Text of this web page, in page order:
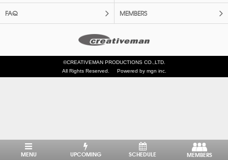
FAQ MEMBERS
©CREATIVEMAN PRODUCTIONS CO.,LTD.
All Rights Reserved.
Powered by mgn inc.
MENU UPCOMING SCHEDULE MEMBERS